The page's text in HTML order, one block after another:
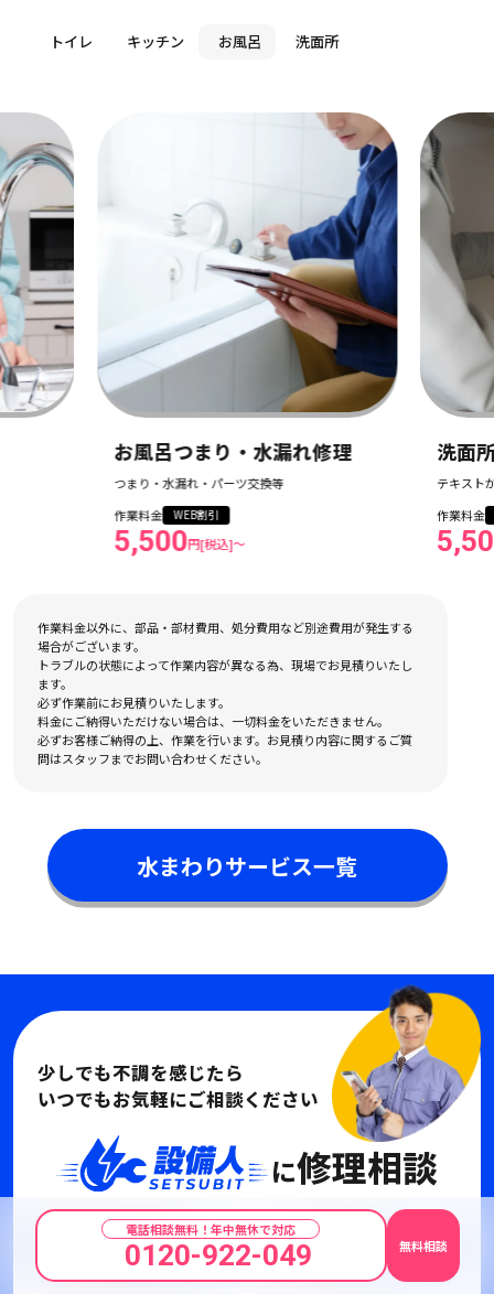
トイレ キッチン お風呂 洗面所
洗面所つまり・水漏れ修理
テキストが入ります
作業料金
WEB割引
5,500円[税込]〜
トイ
つまり
作業料金
作業料金以外に、部品・部材費用、処分費用など別途費用が発生する
場合がございます。
トラブルの状態によって作業内容が異なる為、現場でお見積りいたし
ます。
必ず作業前にお見積りいたします。
料金にご納得いただけない場合は、一切料金をいただきません。
必ずお客様ご納得の上、作業を行います。お見積り内容に関するご質
問はスタッフまでお問い合わせください。
水まわりサービス一覧
少しでも不調を感じたら
いつでもお気軽にご相談ください
に修理相談
電話相談無料！年中無休で対応
0120-922-049 無料相談